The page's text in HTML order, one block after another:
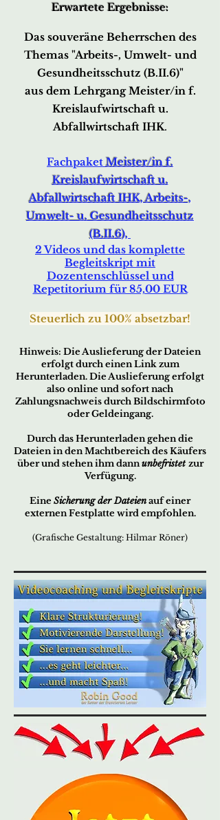
Erwartete Ergebnisse:
Das souveräne Beherrschen des
Themas "Arbeits-, Umwelt- und
Gesundheitsschutz (B.II.6)"
aus dem Lehrgang Meister/in f.
Kreislaufwirtschaftu.
Abfallwirtschaft IHK.
FachpaketMeister/in f.
Kreislaufwirtschaft u.
Abfallwirtschaft IHK, Arbeits-,
Umwelt- u. Gesundheitsschutz
(B.II.6),
2 Videos und das komplette
Begleitskript mit
Dozentenschlüssel und
Repetitorium für 85,00 EUR
Steuerlich zu 100% absetzbar!
Hinweis: Die Auslieferung der Dateien
erfolgt durch einen Link zum
Herunterladen. Die Auslieferung erfolgt
also online und sofort nach
Zahlungsnachweis durch Bildschirmfoto
oder Geldeingang.
Durch das Herunterladen gehen die
Dateien in den Machtbereich des Käufers
über und stehen ihm dannunbefristetzur
Verfügung.
Eine Sicherung der Dateienauf einer
externen Festplatte wird empfohlen.
(Grafische Gestaltung: Hilmar Röner)